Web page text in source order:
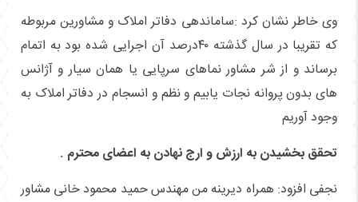
وی خاطر نشان کرد :ساماندهی دفاتر املاک و مشاورین مربوطه
که تقریبا در سال گذشته ۴۰درصد آن اجرایی شده بود به اتمام
برساند و از شر مشاور نماهای سرپایی یا همان سیار و آژانس
های بدون پروانه نجات یابیم و نظم و انسجام در دفاتر املاک به
وجود آوریم
تحقق بخشیدن به ارزش و ارج نهادن به اعضای محترم .
نجفی افزود: همراه دیرینه من مهندس حمید محمود خانی مشاور